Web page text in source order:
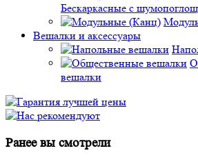
Бескаркасные с
Вешалки и аксессуары
вешалки
Ранее вы смотрели